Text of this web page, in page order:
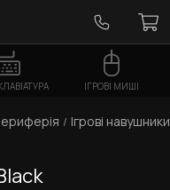
ІГРОВІ МИШІ
Ігрові навушники